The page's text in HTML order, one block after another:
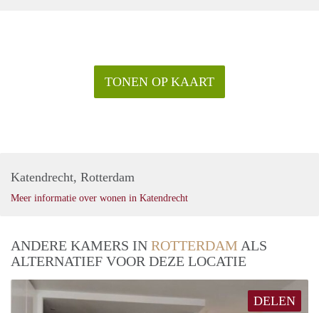
TONEN OP KAART
Katendrecht, Rotterdam
Meer informatie over wonen in Katendrecht
ANDERE KAMERS IN ROTTERDAM ALS
ALTERNATIEF VOOR DEZE LOCATIE
DELEN